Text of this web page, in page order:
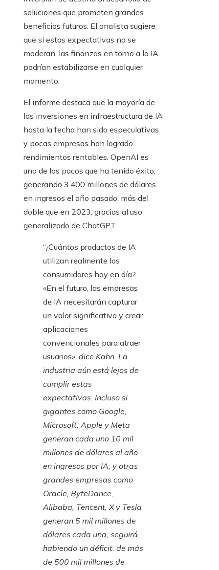
soluciones que prometen grandes
beneficios futuros. El analista sugiere
que si estas expectativas no se
moderan, las finanzas en torno a la IA
podrían estabilizarse en cualquier
momento.
El informe destaca que la mayoría de
las inversiones en infraestructura de IA
hasta la fecha han sido especulativas
y pocas empresas han logrado
rendimientos rentables. OpenAI es
uno de los pocos que ha tenido éxito,
generando 3.400 millones de dólares
en ingresos el año pasado, más del
doble que en 2023, gracias al uso
generalizado de ChatGPT.
“¿Cuántos productos de IA
utilizan realmente los
consumidores hoy en día?
«En el futuro, las empresas
de IA necesitarán capturar
un valor significativo y crear
aplicaciones
convencionales para atraer
usuarios». dice Kahn. La
industria aún está lejos de
cumplir estas
expectativas. Incluso si
gigantes como Google,
Microsoft, Apple y Meta
generan cada uno 10 mil
millones de dólares al año
en ingresos por IA, y otras
grandes empresas como
Oracle, ByteDance,
Alibaba, Tencent, X y Tesla
generan 5 mil millones de
dólares cada una, seguirá
habiendo un déficit. de más
de 500 mil millones de